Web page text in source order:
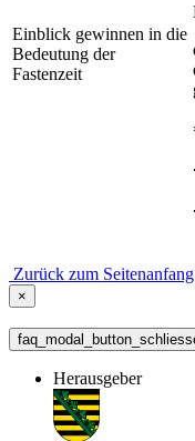
Einblick gewinnen in die
Bedeutung der
Fastenzeit
Zurück zum Seitenanfang
×
Herausgeber